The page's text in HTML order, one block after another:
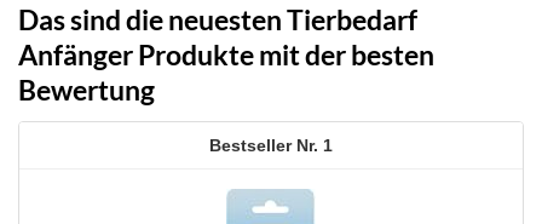
Das sind die neuesten Tierbedarf
Anfänger Produkte mit der besten
Bewertung
1